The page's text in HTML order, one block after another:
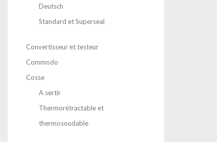
Deutsch
Standard et Superseal
Convertisseur et testeur
Commodo
Cosse
A sertir
Thermorétractable et
thermosoudable